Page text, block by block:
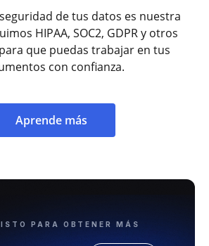
de tus datos es nuestra
HIPAA, SOC2, GDPR y otros
que puedas trabajar en tus
con confianza.
Aprende más
PARA OBTENER MÁS